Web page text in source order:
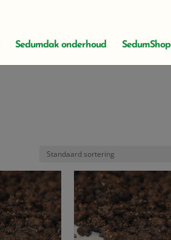
Sedumdak onderhoud SedumShop